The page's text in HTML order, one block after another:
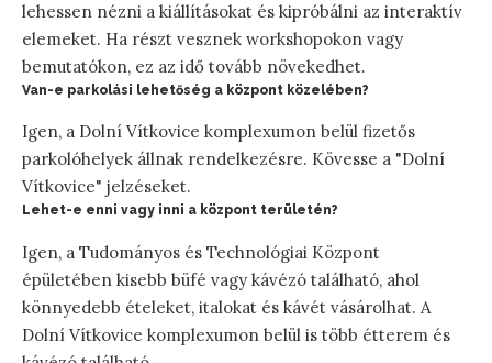
lehessen nézni a kiállításokat és kipróbálni az interaktív
elemeket. Ha részt vesznek workshopokon vagy
bemutatókon, ez az idő tovább növekedhet.
Van-e parkolási lehetőség a központ közelében?
Igen, a Dolní Vítkovice komplexumon belül fizetős
parkolóhelyek állnak rendelkezésre. Kövesse a "Dolní
Vítkovice" jelzéseket.
Lehet-e enni vagy inni a központ területén?
Igen, a Tudományos és Technológiai Központ
épületében kisebb büfé vagy kávézó található, ahol
könnyedebb ételeket, italokat és kávét vásárolhat. A
Dolní Vítkovice komplexumon belül is több étterem és